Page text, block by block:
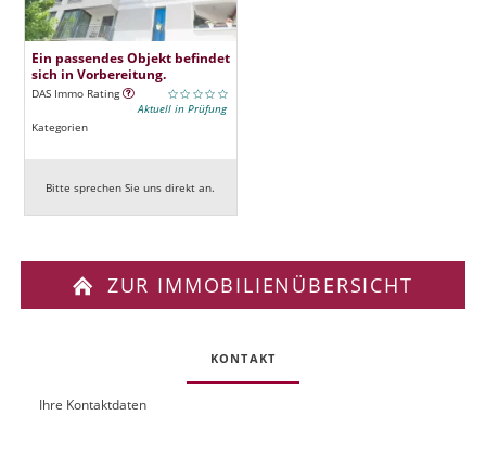
Ein passendes Objekt befindet
sich in Vorbereitung.
DAS Immo Rating
Aktuell in Prüfung
Kategorien
Bitte sprechen Sie uns direkt an.
ZUR IMMOBILIENÜBERSICHT
KONTAKT
OUIhre Kontaktdaten